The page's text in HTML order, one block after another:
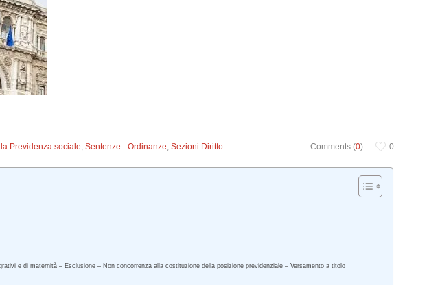
Comments (0) 0
Previdenza sociale,Sentenze - Ordinanze,Sezioni Diritto
e di maternità – Esclusione – Non concorrenza alla costituzione della posizione previdenziale – Versamento a titolo